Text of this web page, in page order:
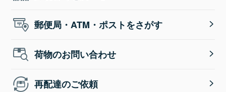
郵便局・ATM・ポストをさがす
荷物のお問い合わせ
再配達のご依頼